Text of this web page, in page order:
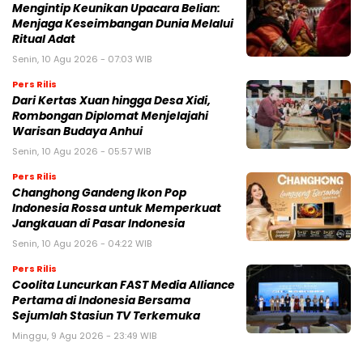
Mengintip Keunikan Upacara Belian:
Menjaga Keseimbangan Dunia Melalui
Ritual Adat
Senin, 10 Agu 2026 - 07:03 WIB
Pers Rilis
Dari Kertas Xuan hingga Desa Xidi,
Rombongan Diplomat Menjelajahi
Warisan Budaya Anhui
Senin, 10 Agu 2026 - 05:57 WIB
Pers Rilis
Changhong Gandeng Ikon Pop
Indonesia Rossa untuk Memperkuat
Jangkauan di Pasar Indonesia
Senin, 10 Agu 2026 - 04:22 WIB
Pers Rilis
Coolita Luncurkan FAST Media Alliance
Pertama di Indonesia Bersama
Sejumlah Stasiun TV Terkemuka
Minggu, 9 Agu 2026 - 23:49 WIB